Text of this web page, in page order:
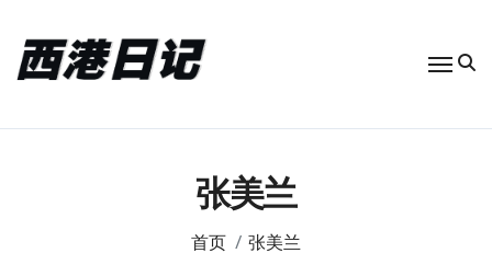
张美兰
首页 张美兰